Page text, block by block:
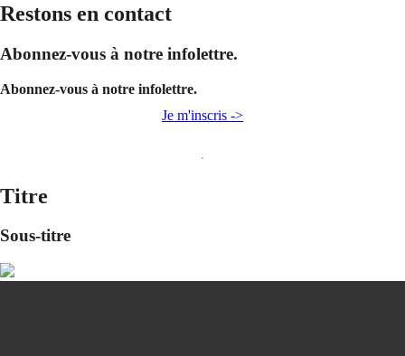
Restons en contact
Abonnez-vous à notre infolettre.
Abonnez-vous à notre infolettre.
Je m'inscris ->
Titre
Sous-titre